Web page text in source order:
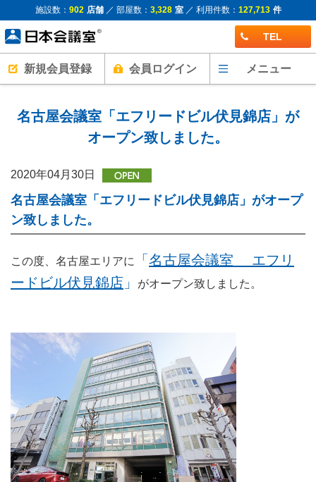
施設数： 902 店舗／ 部屋数： 3,328 室／ 利用件数： 127,713 件
TEL
新規会員登録 会員ログイン メニュー
名古屋会議室「エフリードビル伏見錦店」が
オープン致しました。
2020年04月30日
名古屋会議室「エフリードビル伏見錦店」がオープ
ン致しました。
この度、名古屋エリアに 「 名古屋会議室 エフリ
ードビル伏見錦店 」 がオープン致しました。